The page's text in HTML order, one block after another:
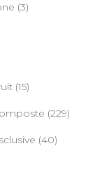
(3)
(15)
(229)
(40)